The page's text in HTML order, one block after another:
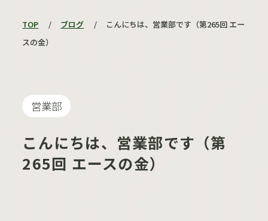
TOP / ブログ /
こんにちは、営業部です（第265回 エー
スの金）
営業部
こんにちは、営業部です（第
265回 エースの金）